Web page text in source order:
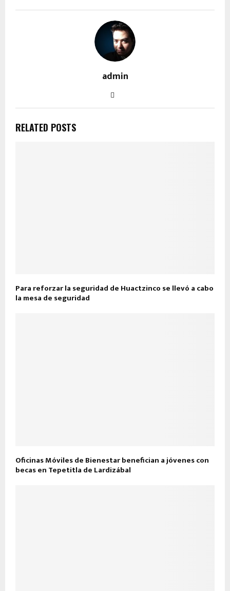
admin
RELATED POSTS
Para reforzar la seguridad de Huactzinco se llevó a cabo
la mesa de seguridad
Oficinas Móviles de Bienestar benefician a jóvenes con
becas en Tepetitla de Lardizábal